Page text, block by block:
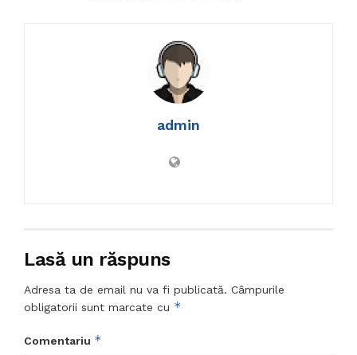
admin
Lasă un răspuns
Adresa ta de email nu va fi publicată. Câmpurile
obligatorii sunt marcate cu *
Comentariu *